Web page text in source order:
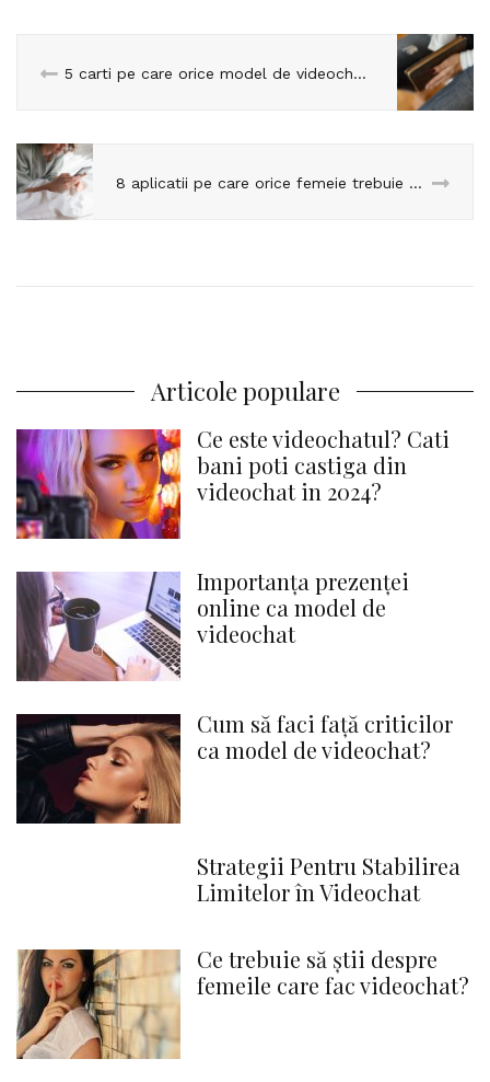
5 carti pe care orice model de videochat ar trebui sa le citeasca
8 aplicatii pe care orice femeie trebuie sa le aiba in telefon
Articole populare
Ce este videochatul? Cati
bani poti castiga din
videochat in 2024?
Importanța prezenței
online ca model de
videochat
Cum să faci față criticilor
ca model de videochat?
Strategii Pentru Stabilirea
Limitelor în Videochat
Ce trebuie să știi despre
femeile care fac videochat?